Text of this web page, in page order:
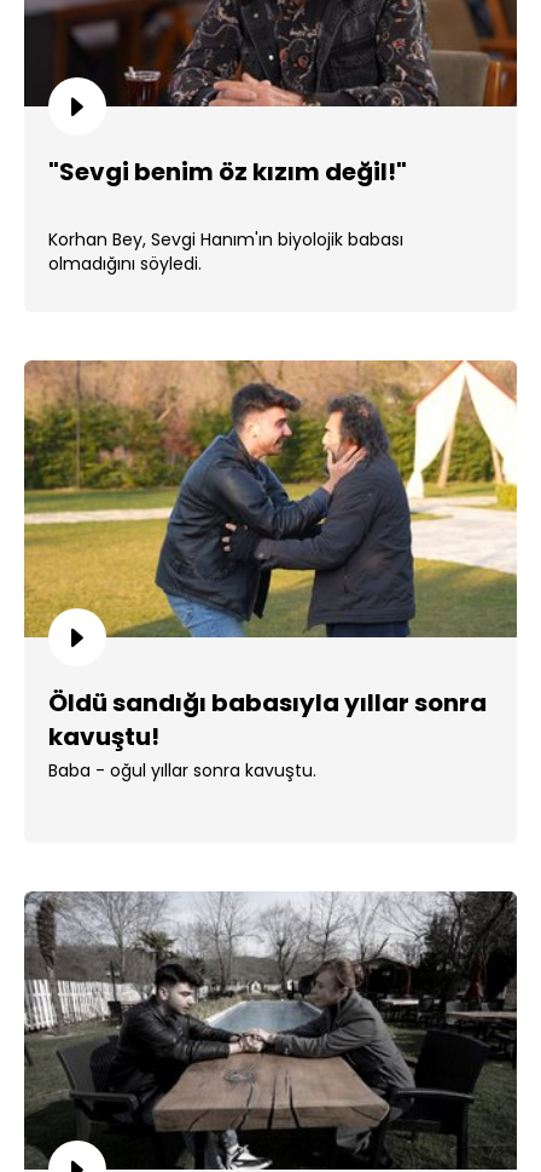
"Sevgi benim öz kızım değil!"
Korhan Bey, Sevgi Hanım'ın biyolojik babası
olmadığını söyledi.
Öldü sandığı babasıyla yıllar sonra
kavuştu!
Baba - oğul yıllar sonra kavuştu.